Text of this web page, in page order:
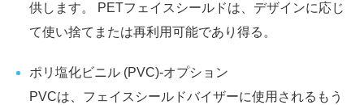
供します。 PETフェイスシールドは、デザインに応じ
て使い捨てまたは再利用可能であり得る。
ポリ塩化ビニル (PVC)-オプション
PVCは、フェイスシールドバイザーに使用されるもう